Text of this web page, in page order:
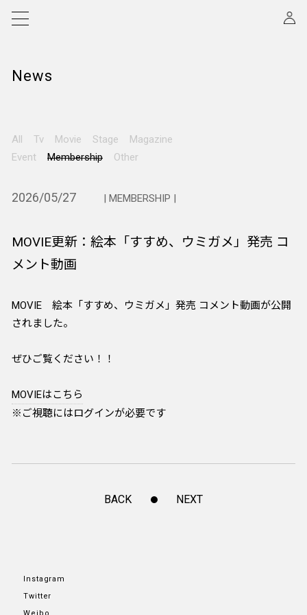
News
All Tv Movie Stage
Magazine
Event
Membership Other
2026/05/27 | MEMBERSHIP |
MOVIE更新：絵本「すすめ、ウミガメ」発売 コ
メント動画
MOVIE 絵本「すすめ、ウミガメ」発売 コメント動画が公開
されました。
ぜひご覧ください！！
MOVIEはこちら
※ご視聴にはログインが必要です
BACK NEXT
Instagram
Twitter